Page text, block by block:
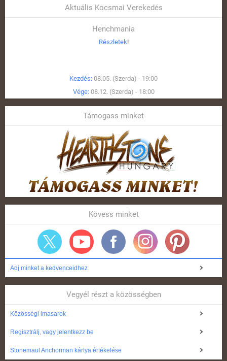
Aktuális Kocsmai Verekedés
Henchmania
Részletek!
Kezdés: 08.05. (Szerda) - 19:00
Vége: 08.12. (Szerda) - 18:00
Támogass minket
Kövess minket
Adj minket a kedvenceidhez
Vegyél részt a közösségben
Közösségi imasarok
Regisztrálj, vagy jelentkezz be
Stonemaul Anchorman kártya értékelése